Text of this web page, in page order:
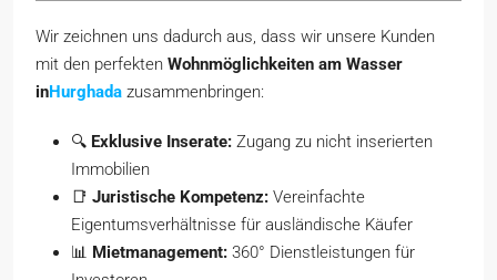
Wir zeichnen uns dadurch aus, dass wir unsere Kunden
mit den perfekten Wohnmöglichkeiten am Wasser
inHurghada zusammenbringen:
🔍 Exklusive Inserate: Zugang zu nicht inserierten
Immobilien
📑 Juristische Kompetenz: Vereinfachte
Eigentumsverhältnisse für ausländische Käufer
📊 Mietmanagement: 360° Dienstleistungen für